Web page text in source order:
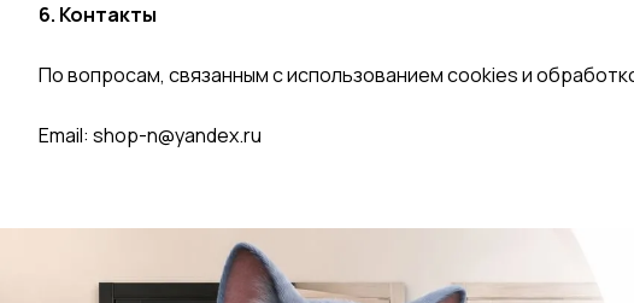
6. Контакты
По вопросам, связанным с использованием cookies и
Email: shop-n@yandex.ru